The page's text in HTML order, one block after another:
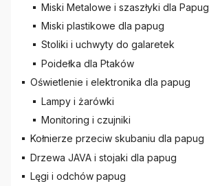
Miski Metalowe i szaszłyki dla Papug
Miski plastikowe dla papug
Stoliki i uchwyty do galaretek
Poidełka dla Ptaków
Oświetlenie i elektronika dla papug
Lampy i żarówki
Monitoring i czujniki
Kołnierze przeciw skubaniu dla papug
Drzewa JAVA i stojaki dla papug
Lęgi i odchów papug